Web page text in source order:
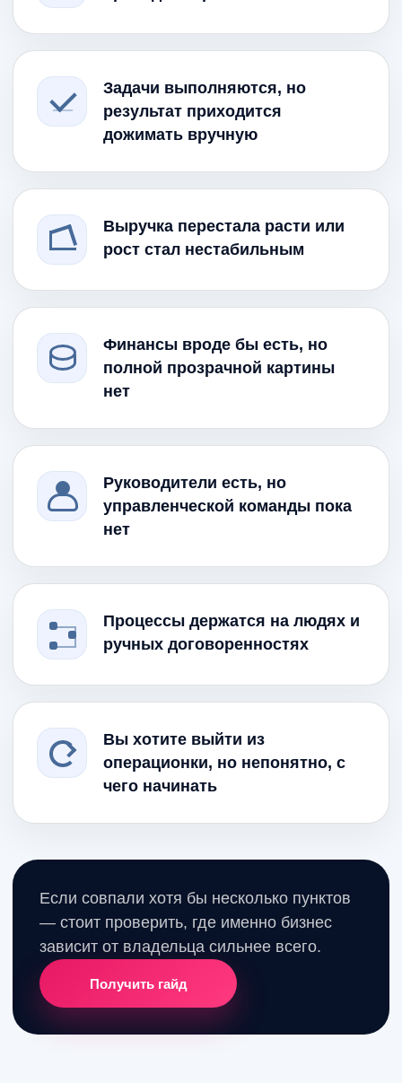
Задачи выполняются, но
результат приходится
дожимать вручную
Выручка перестала расти или
рост стал нестабильным
Финансы вроде бы есть, но
полной прозрачной картины
нет
Руководители есть, но
управленческой команды пока
нет
Процессы держатся на людях и
ручных договоренностях
Вы хотите выйти из
операционки, но непонятно, с
чего начинать
Если совпали хотя бы несколько пунктов
— стоит проверить, где именно бизнес
зависит от владельца сильнее всего.
Получить гайд